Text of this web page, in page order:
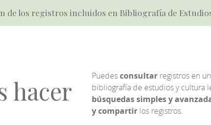
de los registros incluidos en Bibliografía de
hacer Puedesconsultarregistros en
bibliografía de estudios y cultura
búsquedas simples y
y compartirlos registros.